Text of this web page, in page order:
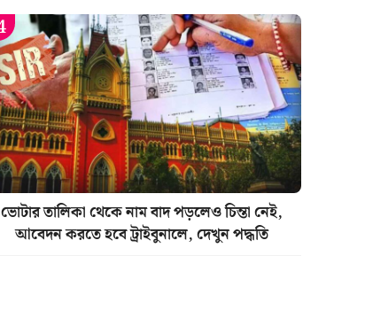
ভোটার তালিকা থেকে নাম বাদ পড়লেও চিন্তা নেই,
আবেদন করতে হবে ট্রাইবুনালে, দেখুন পদ্ধতি